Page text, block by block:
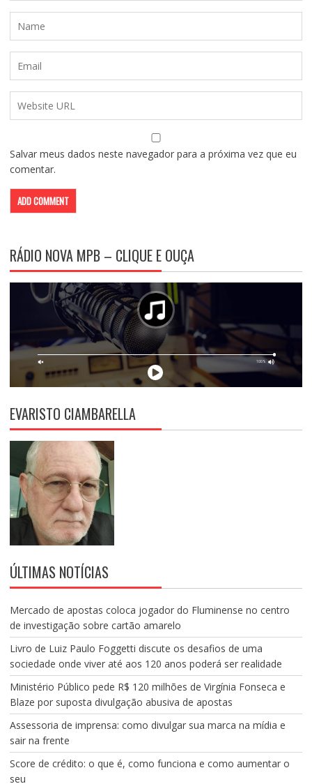
Salvar meus dados neste navegador para a próxima vez que eu
comentar.
RÁDIO NOVA MPB – CLIQUE E OUÇA
EVARISTO CIAMBARELLA
ÚLTIMAS NOTÍCIAS
Mercado de apostas coloca jogador do Fluminense no centro
de investigação sobre cartão amarelo
Livro de Luiz Paulo Foggetti discute os desafios de uma
sociedade onde viver até aos 120 anos poderá ser realidade
Ministério Público pede R$ 120 milhões de Virgínia Fonseca e
Blaze por suposta divulgação abusiva de apostas
Assessoria de imprensa: como divulgar sua marca na mídia e
sair na frente
Score de crédito: o que é, como funciona e como aumentar o
seu